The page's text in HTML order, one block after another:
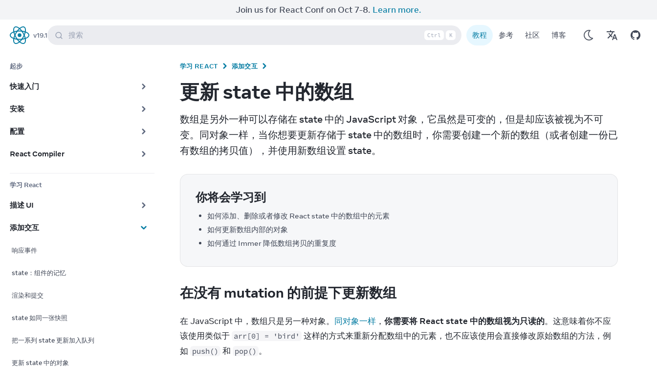
Join us for React Conf on Oct 7-8. Learn more.
React
v19.1 搜索 Ctrl K 教程 参考 社区 博客
起步
快速入门
安装
配置
React Compiler
学习 React
描述 UI
添加交互
响应事件
state：组件的记忆
渲染和提交
state 如同一张快照
把一系列 state 更新加入队列
更新 state 中的对象
学习 REACT 添加交互
更新 state 中的数组
数组是另外一种可以存储在 state 中的 JavaScript 对象，它虽然是可变的，但是却应该被视为不可
变。同对象一样，当你想要更新存储于 state 中的数组时，你需要创建一个新的数组（或者创建一份已
有数组的拷贝值），并使用新数组设置 state。
你将会学习到
如何添加、删除或者修改 React state 中的数组中的元素
如何更新数组内部的对象
如何通过 Immer 降低数组拷贝的重复度
在没有 mutation 的前提下更新数组
在 JavaScript 中，数组只是另一种对象。 同对象一样 ， 你需要将 React state 中的数组视为只读的。这意味着你不应
该使用类似于 arr[0] = 'bird' 这样的方式来重新分配数组中的元素，也不应该使用会直接修改原始数组的方法，例
如 push() 和 pop() 。